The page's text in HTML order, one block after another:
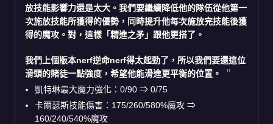
放技能影響力還是太大。我們要繼續降低他的隊伍從他第一
次施放技能所獲得的優勢，同時提升他每次施放完技能後獲
得的魔攻。對，這樣「精進之矛」跟他更搭了。
我們上個版本nerf逆命nerf得太起勁了，所以我們要還這位
滑頭的賭徒一點強度，希望他能滑進更平衡的位置。
凱特琳最大魔力強化：0/90 ⇒ 0/75
卡爾瑟斯技能傷害：175/260/580%魔攻 ⇒
160/240/540%魔攻